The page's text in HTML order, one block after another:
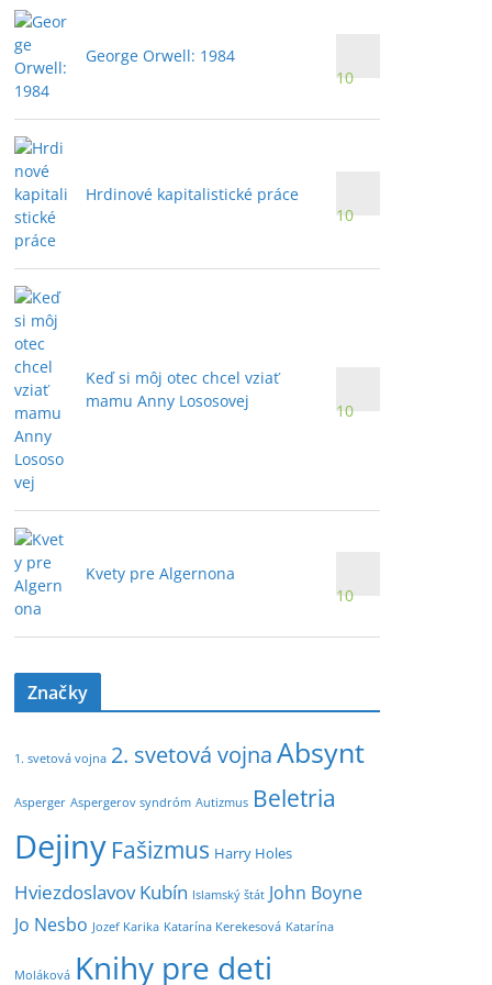
George Orwell: 1984
10
Hrdinové kapitalistické práce
10
Keď si môj otec chcel vziať
mamu Anny Lososovej
10
Kvety pre Algernona
10
Značky
1. svetová vojna 2. svetová vojnaAbsynt
Asperger Aspergerov syndróm Autizmus Beletria
Dejiny Fašizmus Harry Holes
Hviezdoslavov Kubín Islamský štát John Boyne
Jo Nesbo Jozef Karika Katarína Kerekesová Katarína
Moláková Knihy pre deti